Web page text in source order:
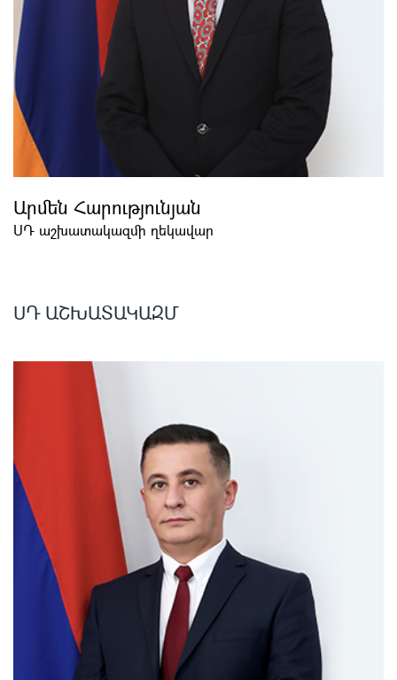
Արմեն Հարությունյան
ՍԴ աշխատակազմի ղեկավար
ՍԴ ԱՇԽԱՏԱԿԱԶՄ